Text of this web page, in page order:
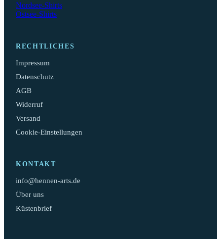
Nordsee-Shirts
Ostsee-Shirts
RECHTLICHES
Impressum
Datenschutz
AGB
Widerruf
Versand
Cookie-Einstellungen
KONTAKT
info@hennen-arts.de
Über uns
Küstenbrief